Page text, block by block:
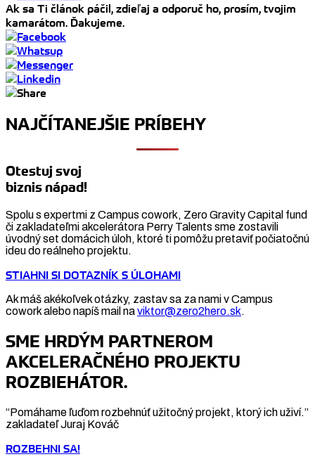
Ak sa Ti článok páčil, zdieľaj a odporuč ho, prosím, tvojim
kamarátom. Ďakujeme.
NAJČÍTANEJŠIE PRÍBEHY
Otestuj svoj
biznis nápad!
Spolu s expertmi z Campus cowork, Zero Gravity Capital fund
či zakladateľmi akcelerátora Perry Talents sme zostavili
úvodný set domácich úloh, ktoré ti pomôžu pretaviť počiatočnú
ideu do reálneho projektu.
STIAHNI SI DOTAZNÍK S ÚLOHAMI
Ak máš akékoľvek otázky, zastav sa za nami v Campus
cowork alebo napíš mail naviktor@zero2hero.sk.
SME HRDÝM PARTNEROM
AKCELERAČNÉHO PROJEKTU
ROZBIEHÁTOR.
“Pomáhame ľuďom rozbehnúť užitočný projekt, ktorý ich uživí.”
zakladateľ Juraj Kováč
ROZBEHNI SA!